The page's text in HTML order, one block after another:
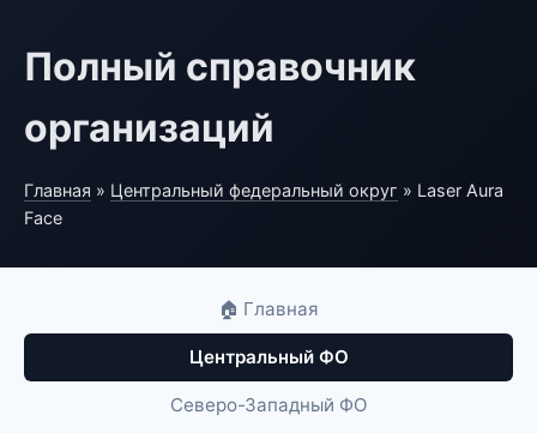
Полный справочник
организаций
Главная » Центральный федеральный округ » Laser Aura
Face
🏠 Главная
Центральный ФО
Северо-Западный ФО